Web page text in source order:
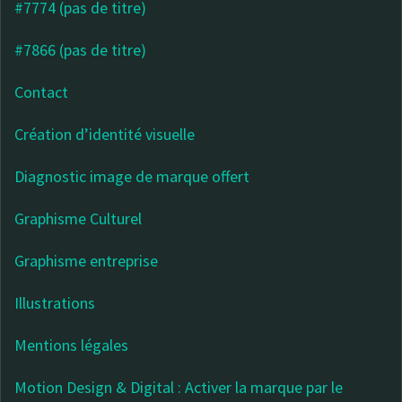
#7774 (pas de titre)
#7866 (pas de titre)
Contact
Création d’identité visuelle
Diagnostic image de marque offert
Graphisme Culturel
Graphisme entreprise
Illustrations
Mentions légales
Motion Design & Digital : Activer la marque par le